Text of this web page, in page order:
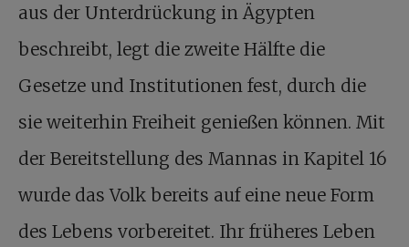
aus der Unterdrückung in Ägypten
beschreibt, legt die zweite Hälfte die
Gesetze und Institutionen fest, durch die
sie weiterhin Freiheit genießen können. Mit
der Bereitstellung des Mannas in Kapitel 16
wurde das Volk bereits auf eine neue Form
des Lebens vorbereitet. Ihr früheres Leben